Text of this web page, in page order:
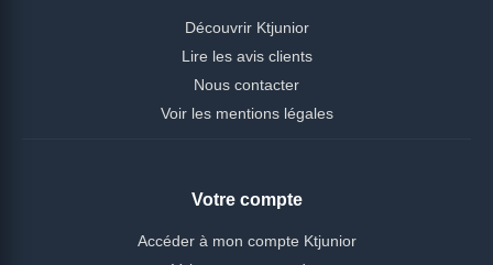
Découvrir Ktjunior
Lire les avis clients
Nous contacter
Voir les mentions légales
Votre compte
Accéder à mon compte Ktjunior